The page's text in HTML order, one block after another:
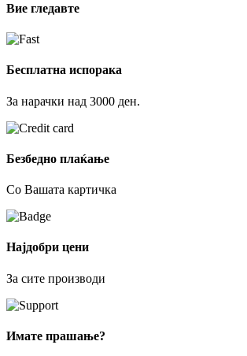
Вие гледавте
Бесплатна испорака
За нарачки над 3000 ден.
Безбедно плаќање
Со Вашата картичка
Најдобри цени
За сите производи
Имате прашање?